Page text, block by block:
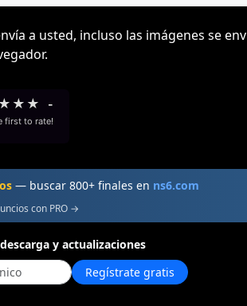
a usted, incluso las imágenes se
★ ★ ★ -
first to rate!
— buscar 800+ finales en ns6.com
con PRO →
y actualizaciones
Regístrate gratis